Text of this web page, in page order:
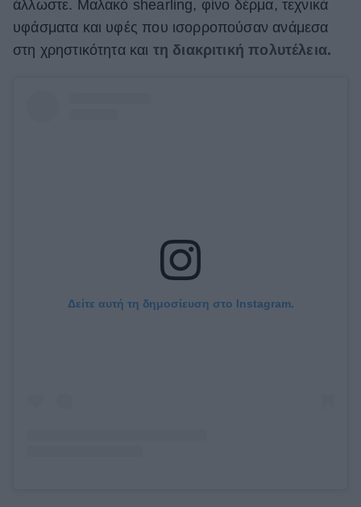
άλλωστε. Μαλακό shearling, φίνο δέρμα, τεχνικά
υφάσματα και υφές που ισορροπούσαν ανάμεσα
στη χρηστικότητα και τη διακριτική πολυτέλεια.
Δείτε αυτή τη δημοσίευση στο Instagram.